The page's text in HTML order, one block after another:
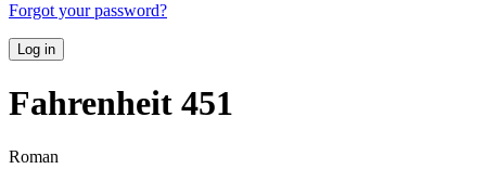
Forgot your password?
Log in
Fahrenheit 451
Roman